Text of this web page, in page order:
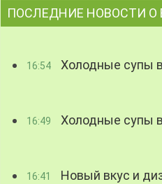
ПОСЛЕДНИЕ НОВОСТИ О
16:54 Холодные супы
16:49 Холодные супы
16:41
Новый вкус и